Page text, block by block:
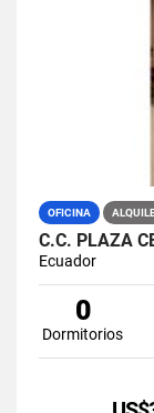
OFICINA
C.C. PLAZA
Ecuador
0
Dormitorios